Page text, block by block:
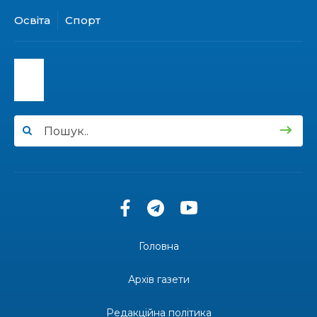
31 лип
15:24
31 лип
“Серпневі свята” – Клуб з народознавства
Юні мешканці Бахмутської громади у Харкові
долучилися до проєкту «Радість у дитячих
територіальної громади
Освіта Спорт
Головна
Архів газети
Редакційна політика